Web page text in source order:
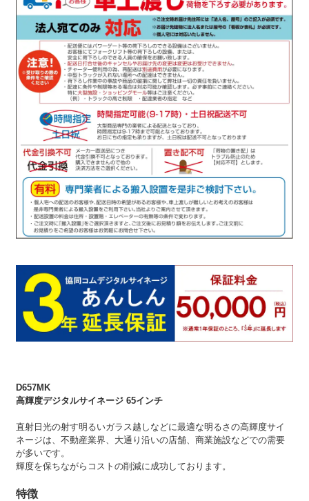
D657MK
高輝度デジタルサイネージ 65インチ
直射日光の射す明るいガラス越しなどに最適な明るさの高輝度サイ
ネージは、不動産業界、大通り沿いの店舗、商業施設などでの需要
が多いです。
輝度を保ちながらコストの削減に成功しております。
特徴